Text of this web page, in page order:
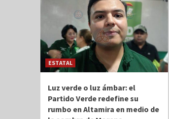
ESTATAL
Luz verde o luz ámbar: el
Partido Verde redefine su
rumbo en Altamira en medio de